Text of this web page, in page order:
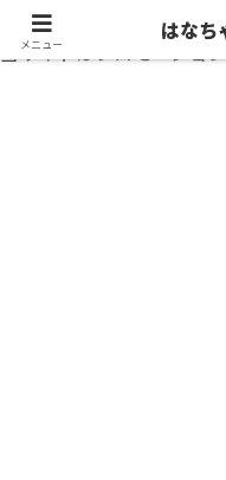
当サイトはプロモーショ
メニュー
はな